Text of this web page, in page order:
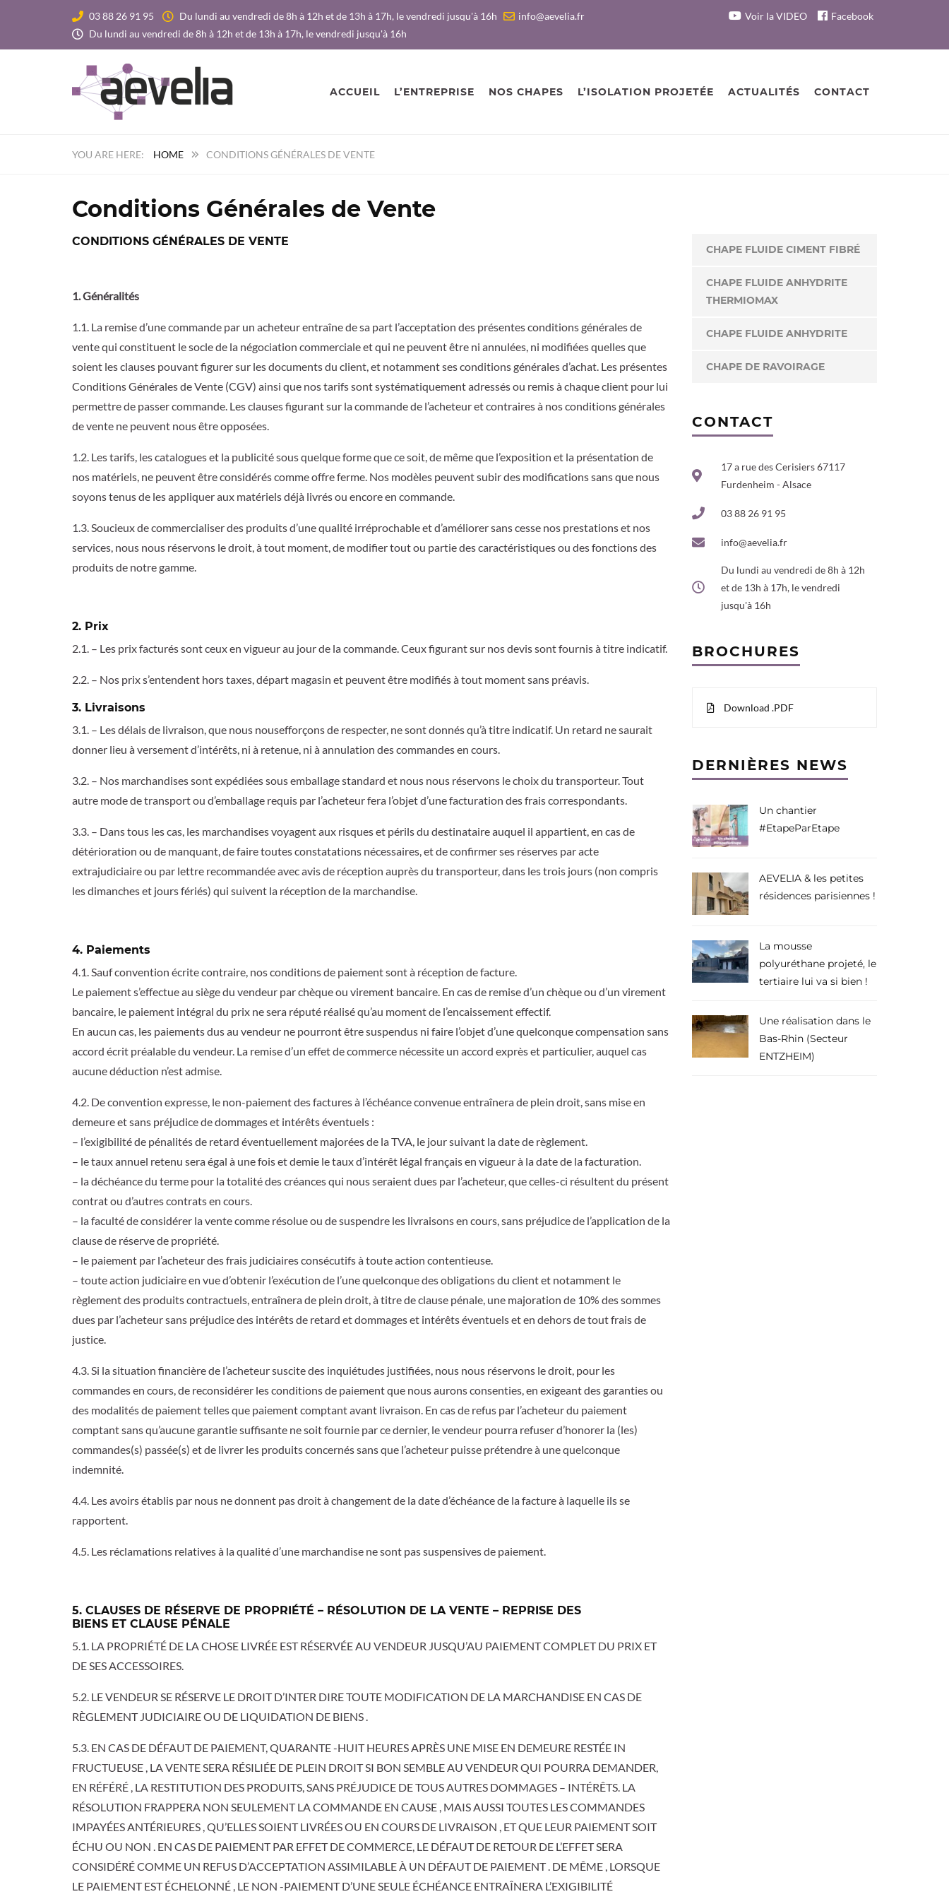
03 88 26 91 95 Du lundi au vendredi de 8h à 12h et de 13h à 17h, le vendredi jusqu'à 16h
info@aevelia.fr
Du lundi au vendredi de 8h à 12h et de 13h à 17h, le vendredi jusqu'à 16h
Voir la VIDEO Facebook
ACCUEIL L’ENTREPRISE NOS CHAPES L’ISOLATION PROJETÉE ACTUALITÉS CONTACT
HOME CONDITIONS GÉNÉRALES DE VENTE
Conditions Générales de Vente
CONDITIONS GÉNÉRALES DE VENTE
1. Généralités
1.1. La remise d’une commande par un acheteur entraîne de sa part l’acceptation des présentes conditions générales de
vente qui constituent le socle de la négociation commerciale et qui ne peuvent être ni annulées, ni modifiées quelles que
soient les clauses pouvant figurer sur les documents du client, et notamment ses conditions générales d’achat. Les présentes
Conditions Générales de Vente (CGV) ainsi que nos tarifs sont systématiquement adressés ou remis à chaque client pour lui
permettre de passer commande. Les clauses figurant sur la commande de l’acheteur et contraires à nos conditions générales
de vente ne peuvent nous être opposées.
1.2. Les tarifs, les catalogues et la publicité sous quelque forme que ce soit, de même que l’exposition et la présentation de
nos matériels, ne peuvent être considérés comme offre ferme. Nos modèles peuvent subir des modifications sans que nous
soyons tenus de les appliquer aux matériels déjà livrés ou encore en commande.
1.3. Soucieux de commercialiser des produits d’une qualité irréprochable et d’améliorer sans cesse nos prestations et nos
services, nous nous réservons le droit, à tout moment, de modifier tout ou partie des caractéristiques ou des fonctions des
produits de notre gamme.
2. Prix
2.1. – Les prix facturés sont ceux en vigueur au jour de la commande. Ceux figurant sur nos devis sont fournis à titre indicatif.
2.2. – Nos prix s’entendent hors taxes, départ magasin et peuvent être modifiés à tout moment sans préavis.
3. Livraisons
3.1. – Les délais de livraison, que nous nousefforçons de respecter, ne sont donnés qu’à titre indicatif. Un retard ne saurait
donner lieu à versement d’intérêts, ni à retenue, ni à annulation des commandes en cours.
3.2. – Nos marchandises sont expédiées sous emballage standard et nous nous réservons le choix du transporteur. Tout
autre mode de transport ou d’emballage requis par l’acheteur fera l’objet d’une facturation des frais correspondants.
3.3. – Dans tous les cas, les marchandises voyagent aux risques et périls du destinataire auquel il appartient, en cas de
détérioration ou de manquant, de faire toutes constatations nécessaires, et de confirmer ses réserves par acte
extrajudiciaire ou par lettre recommandée avec avis de réception auprès du transporteur, dans les trois jours (non compris
les dimanches et jours fériés) qui suivent la réception de la marchandise.
4. Paiements
4.1. Sauf convention écrite contraire, nos conditions de paiement sont à réception de facture.
Le paiement s’effectue au siège du vendeur par chèque ou virement bancaire. En cas de remise d’un chèque ou d’un virement
bancaire, le paiement intégral du prix ne sera réputé réalisé qu’au moment de l’encaissement effectif.
En aucun cas, les paiements dus au vendeur ne pourront être suspendus ni faire l’objet d’une quelconque compensation sans
accord écrit préalable du vendeur. La remise d’un effet de commerce nécessite un accord exprès et particulier, auquel cas
aucune déduction n’est admise.
4.2. De convention expresse, le non-paiement des factures à l’échéance convenue entraînera de plein droit, sans mise en
demeure et sans préjudice de dommages et intérêts éventuels :
– l’exigibilité de pénalités de retard éventuellement majorées de la TVA, le jour suivant la date de règlement.
– le taux annuel retenu sera égal à une fois et demie le taux d’intérêt légal français en vigueur à la date de la facturation.
– la déchéance du terme pour la totalité des créances qui nous seraient dues par l’acheteur, que celles-ci résultent du présent
contrat ou d’autres contrats en cours.
– la faculté de considérer la vente comme résolue ou de suspendre les livraisons en cours, sans préjudice de l’application de la
clause de réserve de propriété.
– le paiement par l’acheteur des frais judiciaires consécutifs à toute action contentieuse.
– toute action judiciaire en vue d’obtenir l’exécution de l’une quelconque des obligations du client et notamment le
règlement des produits contractuels, entraînera de plein droit, à titre de clause pénale, une majoration de 10% des sommes
dues par l’acheteur sans préjudice des intérêts de retard et dommages et intérêts éventuels et en dehors de tout frais de
justice.
4.3. Si la situation financière de l’acheteur suscite des inquiétudes justifiées, nous nous réservons le droit, pour les
commandes en cours, de reconsidérer les conditions de paiement que nous aurons consenties, en exigeant des garanties ou
des modalités de paiement telles que paiement comptant avant livraison. En cas de refus par l’acheteur du paiement
comptant sans qu’aucune garantie suffisante ne soit fournie par ce dernier, le vendeur pourra refuser d’honorer la (les)
commandes(s) passée(s) et de livrer les produits concernés sans que l’acheteur puisse prétendre à une quelconque
indemnité.
4.4. Les avoirs établis par nous ne donnent pas droit à changement de la date d’échéance de la facture à laquelle ils se
rapportent.
4.5. Les réclamations relatives à la qualité d’une marchandise ne sont pas suspensives de paiement.
5. CLAUSES DE RÉSERVE DE PROPRIÉTÉ – RÉSOLUTION DE LA VENTE – REPRISE DES
BIENS ET CLAUSE PÉNALE
5.1. LA PROPRIÉTÉ DE LA CHOSE LIVRÉE EST RÉSERVÉE AU VENDEUR JUSQU’AU PAIEMENT COMPLET DU PRIX ET
DE SES ACCESSOIRES.
5.2. LE VENDEUR SE RÉSERVE LE DROIT D’INTER DIRE TOUTE MODIFICATION DE LA MARCHANDISE EN CAS DE
RÈGLEMENT JUDICIAIRE OU DE LIQUIDATION DE BIENS .
5.3. EN CAS DE DÉFAUT DE PAIEMENT, QUARANTE -HUIT HEURES APRÈS UNE MISE EN DEMEURE RESTÉE IN
FRUCTUEUSE , LA VENTE SERA RÉSILIÉE DE PLEIN DROIT SI BON SEMBLE AU VENDEUR QUI POURRA DEMANDER,
EN RÉFÉRÉ , LA RESTITUTION DES PRODUITS, SANS PRÉJUDICE DE TOUS AUTRES DOMMAGES – INTÉRÊTS. LA
RÉSOLUTION FRAPPERA NON SEULEMENT LA COMMANDE EN CAUSE , MAIS AUSSI TOUTES LES COMMANDES
IMPAYÉES ANTÉRIEURES , QU’ELLES SOIENT LIVRÉES OU EN COURS DE LIVRAISON , ET QUE LEUR PAIEMENT SOIT
ÉCHU OU NON . EN CAS DE PAIEMENT PAR EFFET DE COMMERCE, LE DÉFAUT DE RETOUR DE L’EFFET SERA
CONSIDÉRÉ COMME UN REFUS D’ACCEPTATION ASSIMILABLE À UN DÉFAUT DE PAIEMENT . DE MÊME , LORSQUE
LE PAIEMENT EST ÉCHELONNÉ , LE NON -PAIEMENT D’UNE SEULE ÉCHÉANCE ENTRAÎNERA L’EXIGIBILITÉ
CHAPE FLUIDE CIMENT FIBRÉ
CHAPE FLUIDE ANHYDRITE
THERMIOMAX
CHAPE FLUIDE ANHYDRITE
CHAPE DE RAVOIRAGE
CONTACT
17 a rue des Cerisiers 67117
Furdenheim - Alsace
03 88 26 91 95
info@aevelia.fr
Du lundi au vendredi de 8h à 12h
et de 13h à 17h, le vendredi
jusqu'à 16h
BROCHURES
Download .PDF
DERNIÈRES NEWS
Un chantier
#EtapeParEtape
AEVELIA & les petites
résidences parisiennes !
La mousse
polyuréthane projeté, le
tertiaire lui va si bien !
Une réalisation dans le
Bas-Rhin (Secteur
ENTZHEIM)